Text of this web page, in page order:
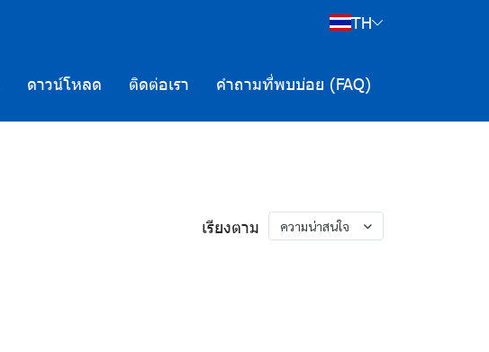
TH
ดาวน์โหลด ติดต่อเรา คำถามที่พบบ่อย (FAQ)
เรียงตาม ความน่าสนใจ